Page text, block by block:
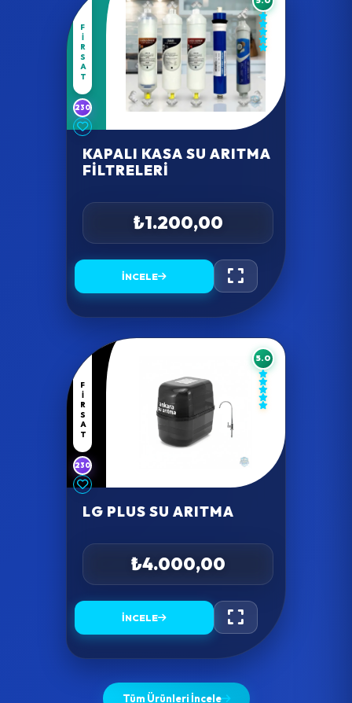
FIRSAT
230
KAPALI KASA SU ARITMA
FILTRELERI
₺1.200,00
İNCELE
FIRSAT
230
5.0
LG PLUS SU ARITMA
₺4.000,00
İNCELE
Tüm Ürünleri İncele